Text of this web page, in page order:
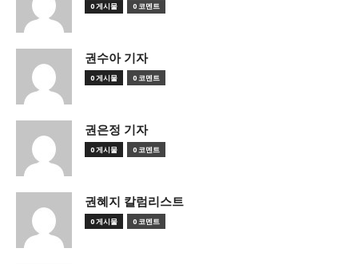
0 게시물 0 코멘트
권수아 기자
0 게시물 0 코멘트
권은정 기자
0 게시물 0 코멘트
권혜지 칼럼리스트
0 게시물 0 코멘트